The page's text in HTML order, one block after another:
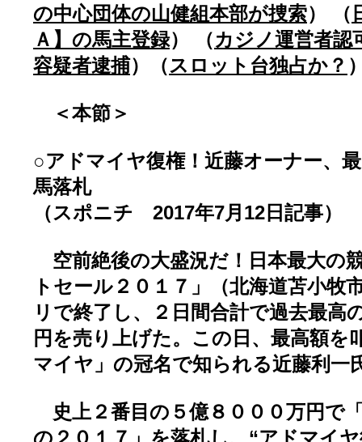
の中心団体の山健組本部が捜索） （
Ａ】の馬主登録） （カジノ運営者認
容疑者逮捕）（スロット台独占か？
＜本節＞
○アドマイヤ復権！近藤オーナー、
馬落札
（スポニチ 2017年7月12日記事）
空前絶後の大盛況だ！日本最大の
トセール２０１７」（北海道苫小牧
リで終了し、２日間合計で過去最高
円を売り上げた。この日、最高額を
マイヤ」の冠名で知られる近藤利一
史上２番目の５億８０００万円で